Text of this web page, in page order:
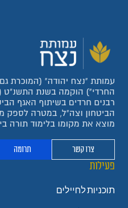
עמותת "נצח יהודה" (המוכרת
רבנים חרדים בשיתוף האגף
הביטחון וצה"ל, במטרה לספק
מוצא את מקומו בלימוד תורה
צרו קשר תרומה
פעילות
תוכניות לחיילים